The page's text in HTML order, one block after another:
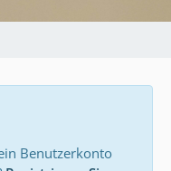
Benutzerkonto